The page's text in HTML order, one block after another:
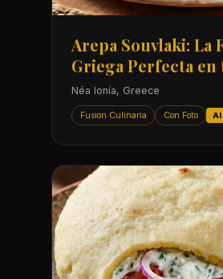
Arepa Souvlaki: La
Griega Perfecta en
Néa Ionía, Greece
Fusion Culinaria Con Foto AI